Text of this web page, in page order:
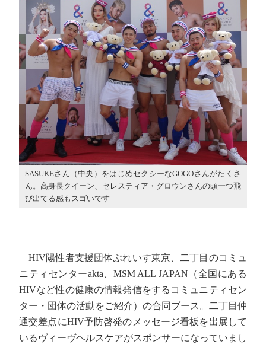
SASUKEさん（中央）をはじめセクシーなGOGOさんがたくさ
ん。高身長クイーン、セレスティア・グロウンさんの頭一つ飛
び出てる感もスゴいです
HIV陽性者支援団体ぷれいす東京、二丁目のコミュ
ニティセンターakta、MSM ALL JAPAN（全国にある
HIVなど性の健康の情報発信をするコミュニティセン
ター・団体の活動をご紹介）の合同ブース。二丁目仲
通交差点にHIV予防啓発のメッセージ看板を出展して
いるヴィーヴヘルスケアがスポンサーになっていまし